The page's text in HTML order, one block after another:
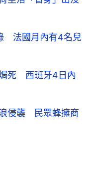
法國月內有4名兒
死 西班牙4日內
侵襲 民眾蜂擁商